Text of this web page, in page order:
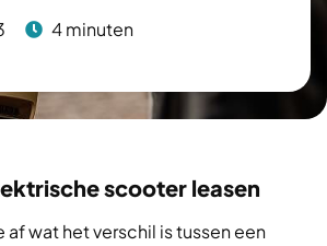
4 minuten
scooter leasen
af wat het verschil is tussen een